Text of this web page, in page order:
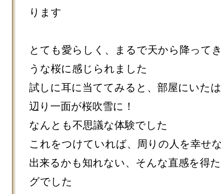
ります
とても愛らしく、まるで天から降って
うな桜に感じられました
試しに耳に当ててみると、部屋にいた
辺り一面が桜吹雪に！
なんとも不思議な体験でした
これをつけていれば、周りの人を幸せ
出来るかも知れない、そんな直感を得
グでした